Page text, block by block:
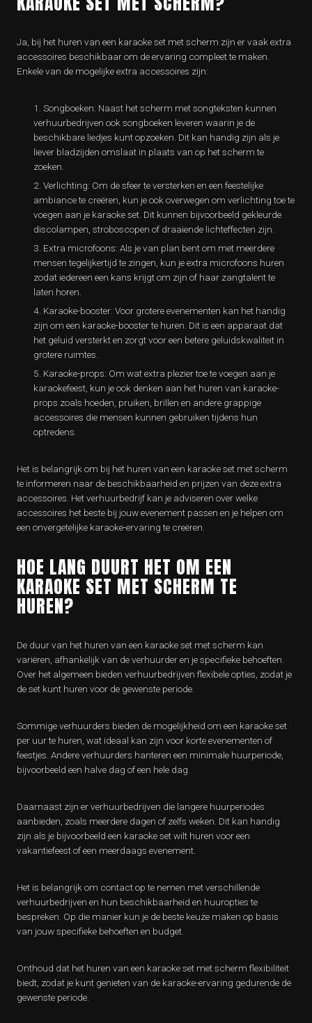
Ja, bij het huren van een karaoke set met scherm zijn er vaak extra
accessoires beschikbaar om de ervaring compleet te maken.
Enkele van de mogelijke extra accessoires zijn:
Songboeken: Naast het scherm met songteksten kunnen
verhuurbedrijven ook songboeken leveren waarin je de
beschikbare liedjes kunt opzoeken. Dit kan handig zijn als je
liever bladzijden omslaat in plaats van op het scherm te
zoeken.
Verlichting: Om de sfeer te versterken en een feestelijke
ambiance te creëren, kun je ook overwegen om verlichting toe te
voegen aan je karaoke set. Dit kunnen bijvoorbeeld gekleurde
discolampen, stroboscopen of draaiende lichteffecten zijn.
Extra microfoons: Als je van plan bent om met meerdere
mensen tegelijkertijd te zingen, kun je extra microfoons huren
zodat iedereen een kans krijgt om zijn of haar zangtalent te
laten horen.
Karaoke-booster: Voor grotere evenementen kan het handig
zijn om een karaoke-booster te huren. Dit is een apparaat dat
het geluid versterkt en zorgt voor een betere geluidskwaliteit in
grotere ruimtes.
Karaoke-props: Om wat extra plezier toe te voegen aan je
karaokefeest, kun je ook denken aan het huren van karaoke-
props zoals hoeden, pruiken, brillen en andere grappige
accessoires die mensen kunnen gebruiken tijdens hun
optredens.
Het is belangrijk om bij het huren van een karaoke set met scherm
te informeren naar de beschikbaarheid en prijzen van deze extra
accessoires. Het verhuurbedrijf kan je adviseren over welke
accessoires het beste bij jouw evenement passen en je helpen om
een onvergetelijke karaoke-ervaring te creëren.
HOE LANG DUURT HET OM EEN
KARAOKE SET MET SCHERM TE
HUREN?
De duur van het huren van een karaoke set met scherm kan
variëren, afhankelijk van de verhuurder en je specifieke behoeften.
Over het algemeen bieden verhuurbedrijven flexibele opties, zodat je
de set kunt huren voor de gewenste periode.
Sommige verhuurders bieden de mogelijkheid om een karaoke set
per uur te huren, wat ideaal kan zijn voor korte evenementen of
feestjes. Andere verhuurders hanteren een minimale huurperiode,
bijvoorbeeld een halve dag of een hele dag.
Daarnaast zijn er verhuurbedrijven die langere huurperiodes
aanbieden, zoals meerdere dagen of zelfs weken. Dit kan handig
zijn als je bijvoorbeeld een karaoke set wilt huren voor een
vakantiefeest of een meerdaags evenement.
Het is belangrijk om contact op te nemen met verschillende
verhuurbedrijven en hun beschikbaarheid en huuropties te
bespreken. Op die manier kun je de beste keuze maken op basis
van jouw specifieke behoeften en budget.
Onthoud dat het huren van een karaoke set met scherm flexibiliteit
biedt, zodat je kunt genieten van de karaoke-ervaring gedurende de
gewenste periode.